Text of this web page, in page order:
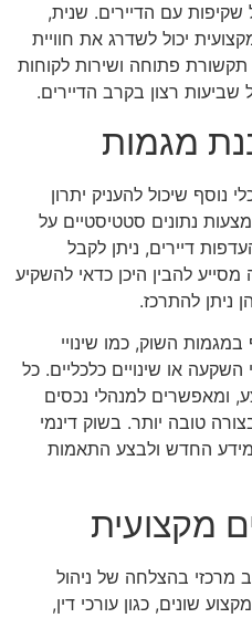
שקיפות עם הדיירים. שנית,
יכול לשדרג את חוויית
תקשורת פתוחה ושירות לקוחות
שביעות רצון בקרב הדיירים.
מגמות
נוסף שיכול להעניק יתרון
נתונים סטטיסטיים על
דיירים, ניתן לקבל
להבין היכן כדאי להשקיע
ניתן להתרכז.
השוק, כמו שינויי
או שינויים כלכליים. כל
ומאפשרים למנהלי נכסים
טובה יותר. בשוק דינמי
החדש ולבצע התאמות
מקצועית
מרכזי בהצלחה של ניהול
שונים, כגון עורכי דין,